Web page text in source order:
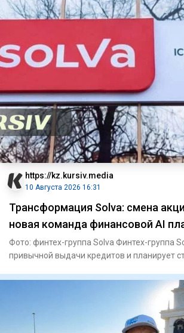
https://kz.kursiv.media
10 Августа 2026 16:31
Трансформация Solva: смена
новая команда финансовой AI
Фото: финтех-группа Solva Финтех-группа Solva уходит от
привычной выдачи кредитов и планирует